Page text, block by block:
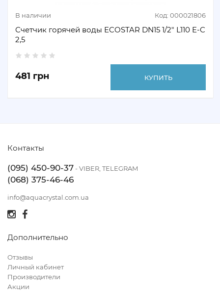
В наличии Код: 000021806
Счетчик горячей воды ECOSTAR DN15 1/2" L110 E-C
2,5
481 грн КУПИТЬ
Контакты
(095) 450-90-37- VIBER, TELEGRAM
(068) 375-46-46
info@aquacrystal.com.ua
Дополнительно
Отзывы
Личный кабинет
Производители
Акции